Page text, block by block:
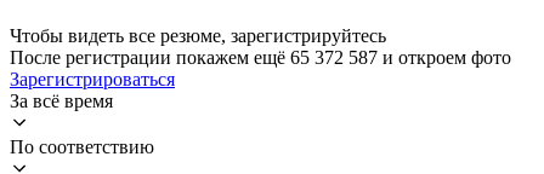
Чтобы видеть все резюме, зарегистрируйтесь
После регистрации покажем ещё 65 372 587 и откроем фото
Зарегистрироваться
За всё время
По соответствию